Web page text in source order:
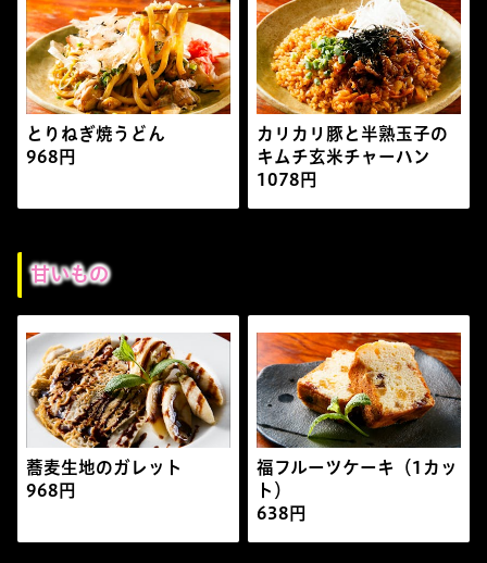
とりねぎ焼うどん
968円
カリカリ豚と半熟玉子の
キムチ玄米チャーハン
1078円
甘いもの
蕎麦生地のガレット
968円
福フルーツケーキ（1カッ
ト）
638円